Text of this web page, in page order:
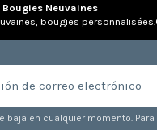
Bougies Neuvaines
bougies personnalisées.
baja en cualquier momento.